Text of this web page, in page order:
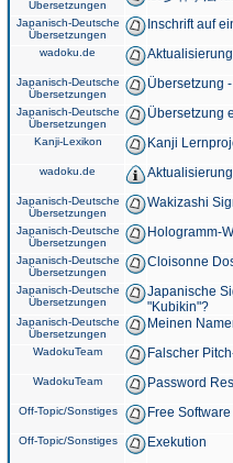
Übersetzungen
Japanisch-Deutsche
Übersetzungen
Inschrift auf
wadoku.de
Japanisch-Deutsche
Übersetzungen
Übersetzung
Japanisch-Deutsche
Übersetzungen
Übersetzung
Kanji-Lexikon Kanji
wadoku.de
Japanisch-Deutsche
Übersetzungen
Wakizashi
Japanisch-Deutsche
Übersetzungen
Hologramm-
Japanisch-Deutsche
Übersetzungen
Cloisonne
Japanisch-Deutsche
Übersetzungen
Japanische
"Kubikin"?
Japanisch-Deutsche
Übersetzungen
Meinen
WadokuTeam Falscher
WadokuTeam Password
Off-Topic/Sonstiges Free
Off-Topic/Sonstiges Exekution